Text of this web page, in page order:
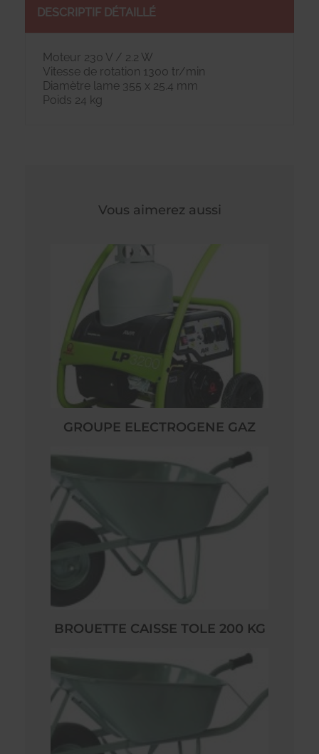
DESCRIPTIF DÉTAILLÉ
Moteur 230 V / 2.2 W
Vitesse de rotation 1300 tr/min
Diamètre lame 355 x 25.4 mm
Poids 24 kg
Vous aimerez aussi
GROUPE ELECTROGENE GAZ
BROUETTE CAISSE TOLE 200 KG